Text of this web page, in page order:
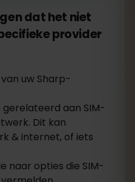
dat het niet
provider
uw Sharp-
aan SIM-
Dit kan
& internet, of iets
naar opties die SIM-